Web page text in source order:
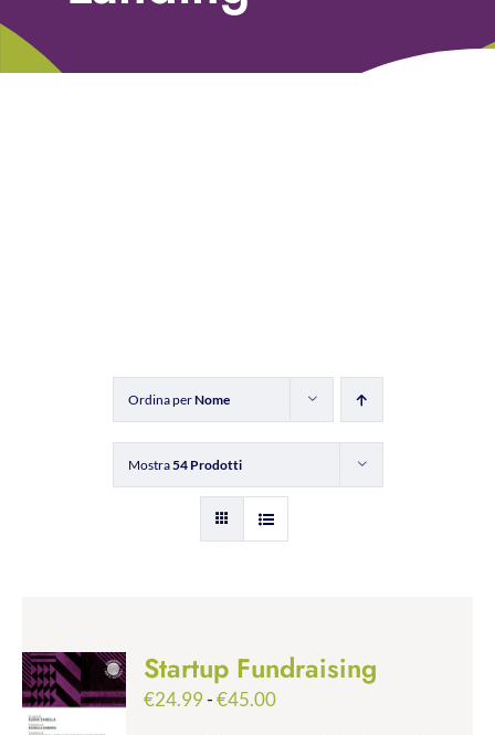
Fundraising Academy
Ordina perNome
Mostra54 Prodotti
Startup Fundraising
€24.99-€45.00Fascia